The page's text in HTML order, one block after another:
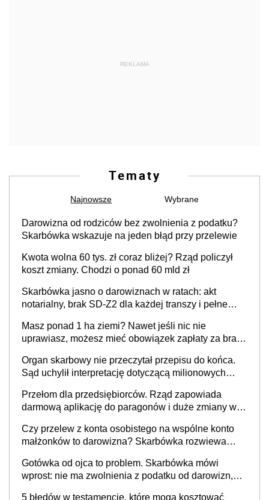
REKLAMA
Tematy
Najnowsze Wybrane
Darowizna od rodziców bez zwolnienia z podatku?
Skarbówka wskazuje na jeden błąd przy przelewie
Kwota wolna 60 tys. zł coraz bliżej? Rząd policzył
koszt zmiany. Chodzi o ponad 60 mld zł
Skarbówka jasno o darowiznach w ratach: akt
notarialny, brak SD-Z2 dla każdej transzy i pełne
Masz ponad 1 ha ziemi? Nawet jeśli nic nie
uprawiasz, możesz mieć obowiązek zapłaty za brak
Organ skarbowy nie przeczytał przepisu do końca.
Sąd uchylił interpretację dotyczącą milionowych
Przełom dla przedsiębiorców. Rząd zapowiada
darmową aplikację do paragonów i duże zmiany w
Czy przelew z konta osobistego na wspólne konto
małżonków to darowizna? Skarbówka rozwiewa
Gotówka od ojca to problem. Skarbówka mówi
wprost: nie ma zwolnienia z podatku od darowizn,
5 błędów w testamencie, które mogą kosztować